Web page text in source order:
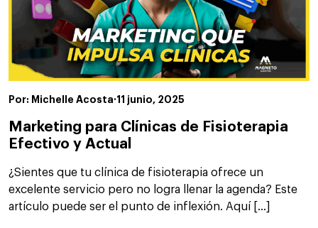
Por: Michelle Acosta·11 junio, 2025
Marketing para Clínicas de Fisioterapia
Efectivo y Actual
¿Sientes que tu clínica de fisioterapia ofrece un
excelente servicio pero no logra llenar la agenda? Este
artículo puede ser el punto de inflexión. Aquí […]